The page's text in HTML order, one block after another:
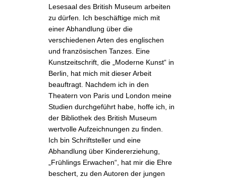
Lesesaal des British Museum arbeiten
zu dürfen. Ich beschäftige mich mit
einer Abhandlung über die
verschiedenen Arten des englischen
und französischen Tanzes. Eine
Kunstzeitschrift, die „Moderne Kunst“ in
Berlin, hat mich mit dieser Arbeit
beauftragt. Nachdem ich in den
Theatern von Paris und London meine
Studien durchgeführt habe, hoffe ich, in
der Bibliothek des British Museum
wertvolle Aufzeichnungen zu finden.
Ich bin Schriftsteller und eine
Abhandlung über Kindererziehung,
„Frühlings Erwachen“, hat mir die Ehre
beschert, zu den Autoren der jungen